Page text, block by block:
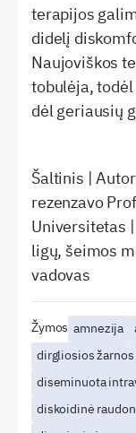
terapijos
didelį
Naujoviškos
tobulėja,
dėl geriausių
Šaltinis |
rezenzavo
Universitetas
ligų, šeimos
vadovas
Žymos amnezija
dirgliosios
diseminuota
diskoidinė